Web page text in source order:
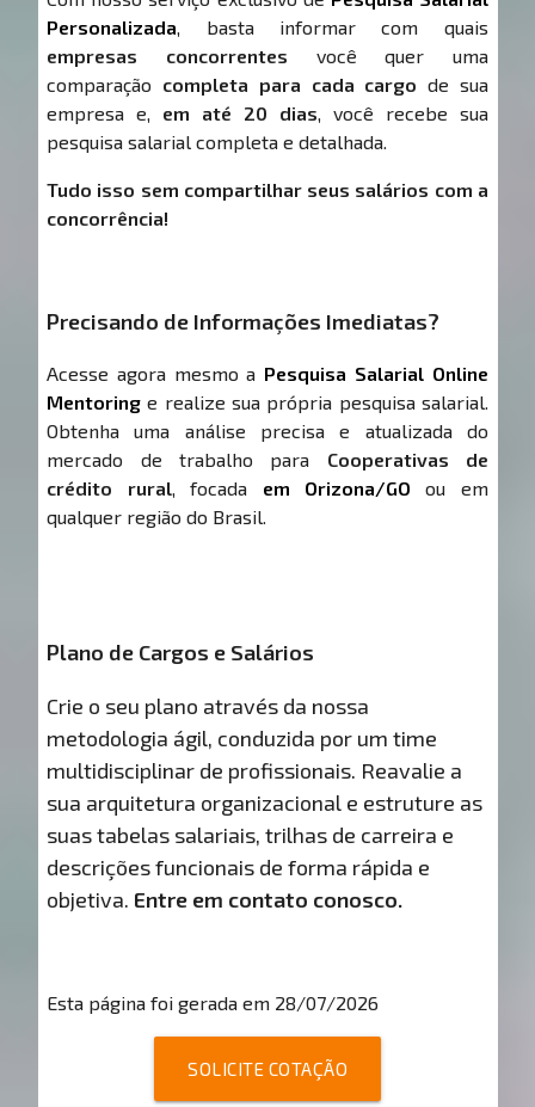
Personalizada, basta informar com quais
empresas concorrentes você quer uma
comparação completa para cada cargo de sua
empresa e, em até 20 dias, você recebe sua
pesquisa salarial completa e detalhada.
Tudo isso sem compartilhar seus salários com a
concorrência!
Precisando de Informações Imediatas?
Acesse agora mesmo a Pesquisa Salarial Online
Mentoring e realize sua própria pesquisa salarial.
Obtenha uma análise precisa e atualizada do
mercado de trabalho para Cooperativas de
crédito rural, focada em Orizona/GO ou em
qualquer região do Brasil.
Plano de Cargos e Salários
Crie o seu plano através da nossa
metodologia ágil, conduzida por um time
multidisciplinar de profissionais. Reavalie a
sua arquitetura organizacional e estruture as
suas tabelas salariais, trilhas de carreira e
descrições funcionais de forma rápida e
objetiva. Entre em contato conosco.
Esta página foi gerada em 28/07/2026
SOLICITE COTAÇÃO